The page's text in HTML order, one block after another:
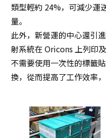
類型輕約 24%，可減少運
量。
此外，新營運的中心還引
射系統在 Oricons 上列印
不需要使用一次性的標籤
換，從而提高了工作效率，